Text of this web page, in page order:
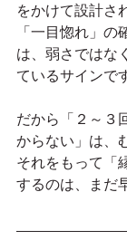
をかけて設計さ
「一目惚れ」
は、弱さではな
ているサインで
だから「２～３
からない」は、
それをもって「
するのは、まだ